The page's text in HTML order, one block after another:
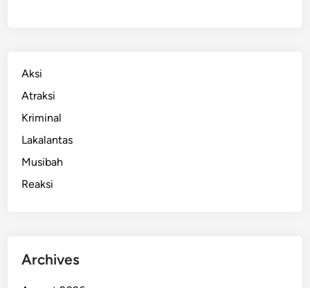
Aksi
Atraksi
Kriminal
Lakalantas
Musibah
Reaksi
Archives